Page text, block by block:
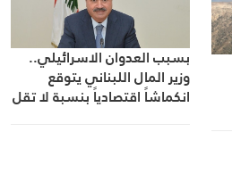
بسبب العدوان الاسرائيلي..
وزير المال اللبناني يتوقع
انكماشاً اقتصادياً بنسبة لا تقل